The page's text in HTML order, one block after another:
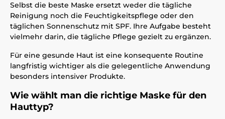
Selbst die beste Maske ersetzt weder die tägliche
Reinigung noch die Feuchtigkeitspflege oder den
täglichen Sonnenschutz mit SPF. Ihre Aufgabe besteht
vielmehr darin, die tägliche Pflege gezielt zu ergänzen.
Für eine gesunde Haut ist eine konsequente Routine
langfristig wichtiger als die gelegentliche Anwendung
besonders intensiver Produkte.
Wie wählt man die richtige Maske für den
Hauttyp?